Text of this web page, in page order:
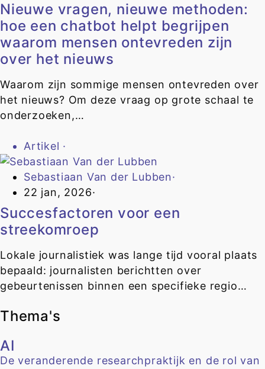
Nieuwe vragen, nieuwe methoden:
hoe een chatbot helpt begrijpen
waarom mensen ontevreden zijn
over het nieuws
Waarom zijn sommige mensen ontevreden over
het nieuws? Om deze vraag op grote schaal te
onderzoeken,…
Artikel ·
Sebastiaan Van der Lubben·
22 jan, 2026·
Succesfactoren voor een
streekomroep
Lokale journalistiek was lange tijd vooral plaats
bepaald: journalisten berichtten over
gebeurtenissen binnen een specifieke regio…
Thema's
AI
De veranderende researchpraktijk en de rol van